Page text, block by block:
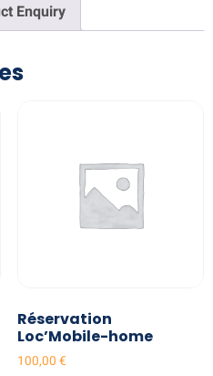
Enquiry
Réservation
Loc’Mobile-home
100,00 €